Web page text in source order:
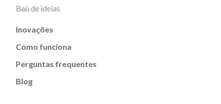
Baú de ideias
Inovações
Como funciona
Perguntas frequentes
Blog